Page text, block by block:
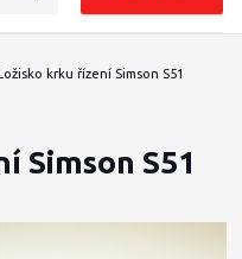
krku řízení Simson S51
Simson S51